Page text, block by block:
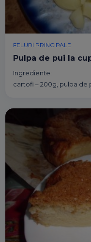
FELURI PRINCIPALE
Pulpa de pui la
Ingrediente:
cartofi – 200g, pulpa de